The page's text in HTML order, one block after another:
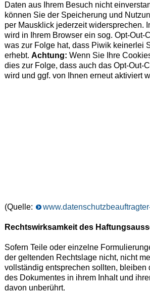
Daten aus Ihrem Besuch nicht
kön­nen Sie der Spei­che­rung und
per Maus­klick jederzeit wider­spre­chen.
wird in Ihrem Browser ein sog. Opt-Out-
was zur Folge hat, dass Piwik kei­ner­lei
erhebt. Achtung: Wenn Sie Ihre
dies zur Folge, dass auch das Opt-Out-
wird und ggf. von Ihnen erneut aktiviert
(Quelle:
Rechtswirksamkeit des
Sofern Teile oder einzelne
der geltenden Rechtslage nicht, nicht
vollständig entsprechen sollten, bleiben
des Dokumentes in ihrem Inhalt und
davon unberührt.